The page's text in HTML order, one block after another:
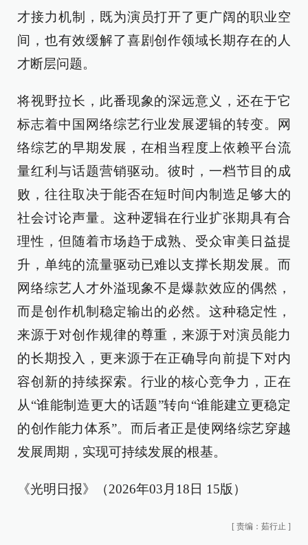
才接力机制，既为演员打开了更广阔的职业空
间，也有效缓解了喜剧创作领域长期存在的人
才断层问题。
将视野拉长，此番现象的深远意义，还在于它
标志着中国网络综艺行业发展逻辑的转变。网
络综艺的早期发展，在相当程度上依赖平台流
量红利与话题营销驱动。彼时，一档节目的成
败，往往取决于能否在短时间内制造足够大的
社会讨论声量。这种逻辑在行业扩张期具有合
理性，但随着市场趋于成熟、受众审美日益提
升，单纯的流量驱动已难以支撑长期发展。而
网络综艺人才外溢现象不是爆款效应的偶然，
而是创作机制稳定输出的必然。这种稳定性，
来源于对创作规律的尊重，来源于对演员能力
的长期投入，更来源于在正确导向前提下对内
容创新的持续探索。行业的核心竞争力，正在
从“谁能制造更大的话题”转向“谁能建立更稳定
的创作能力体系”。而后者正是使网络综艺穿越
发展周期，实现可持续发展的根基。
《光明日报》（2026年03月18日 15版）
[ 责编：茹行止 ]